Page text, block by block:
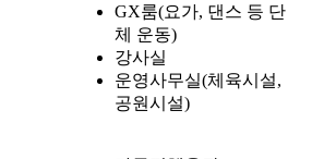
GX룸(요가, 댄스 등 단
체 운동)
강사실
운영사무실(체육시설,
공원시설)